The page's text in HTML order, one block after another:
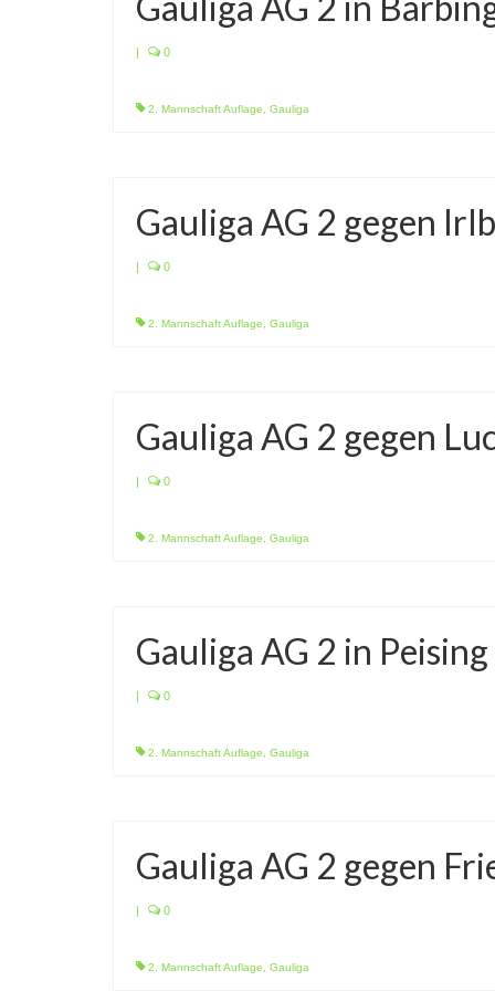
| 0
2. Mannschaft Auflage Gauliga
Gauliga AG 2 gegen
| 0
2. Mannschaft Auflage Gauliga
Gauliga AG 2 gegen
| 0
2. Mannschaft Auflage Gauliga
Gauliga AG 2 in Peising
| 0
2. Mannschaft Auflage Gauliga
Gauliga AG 2 gegen
| 0
2. Mannschaft Auflage Gauliga